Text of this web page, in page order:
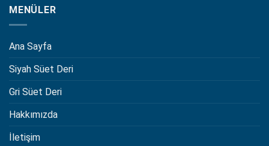
MENÜLER
Ana Sayfa
Siyah Süet Deri
Gri Süet Deri
Hakkımızda
İletişim